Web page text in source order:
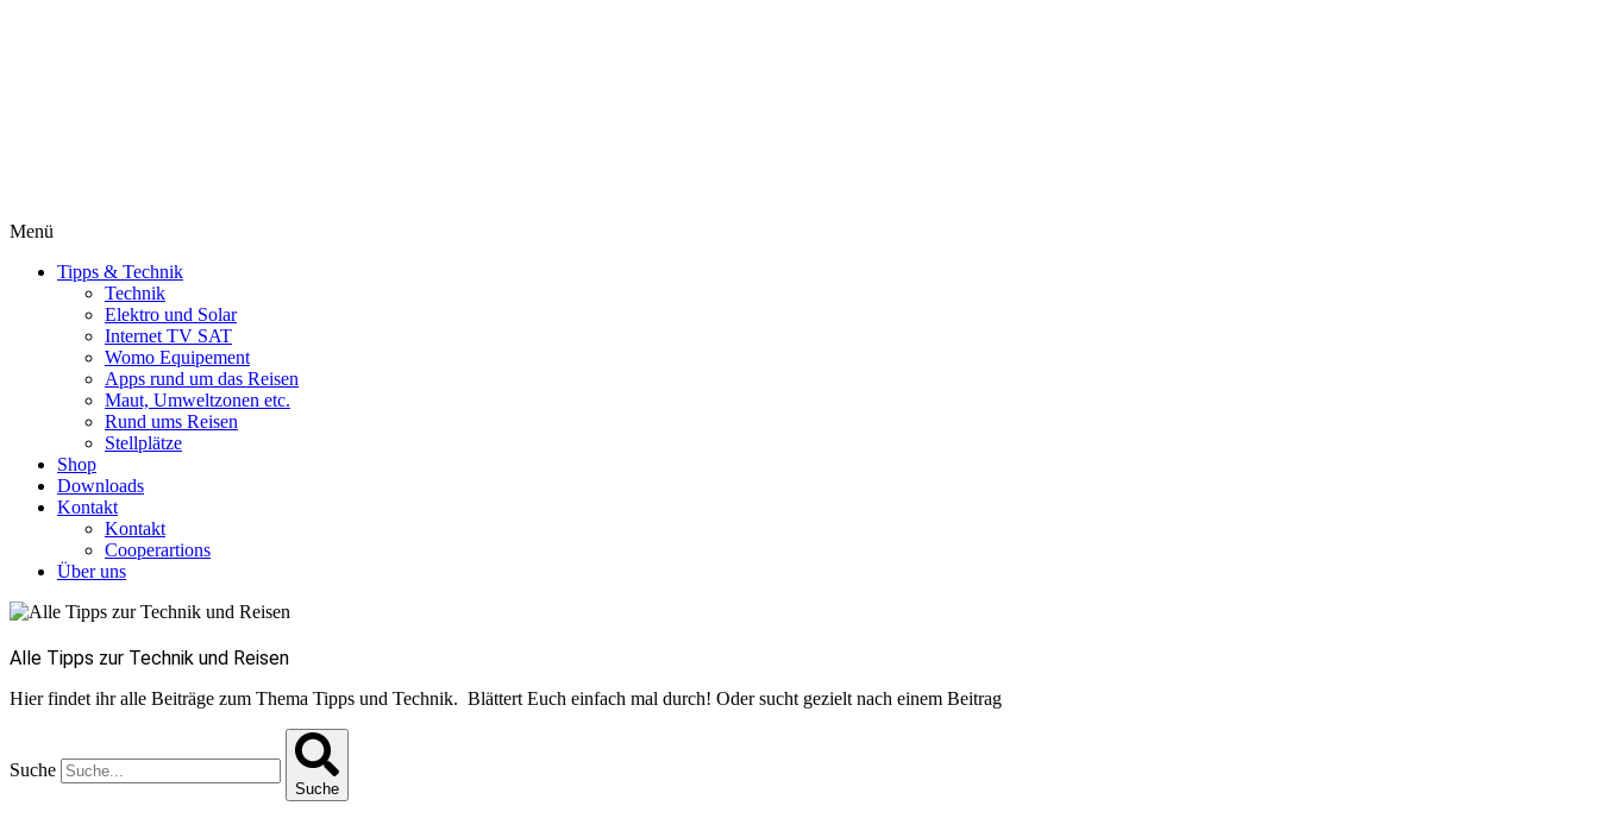
Menü
Tipps & Technik
Technik
Elektro und Solar
Internet TV SAT
Womo Equipement
Apps rund um das Reisen
Maut, Umweltzonen etc.
Rund ums Reisen
Stellplätze
Shop
Downloads
Kontakt
Kontakt
Cooperartions
Über uns
Alle Tipps zur Technik und Reisen
Hier findet ihr alle Beiträge zum Thema Tipps und Technik. Blättert Euch einfach mal durch! Oder sucht gezielt nach einem Beitrag
Suche
Suche